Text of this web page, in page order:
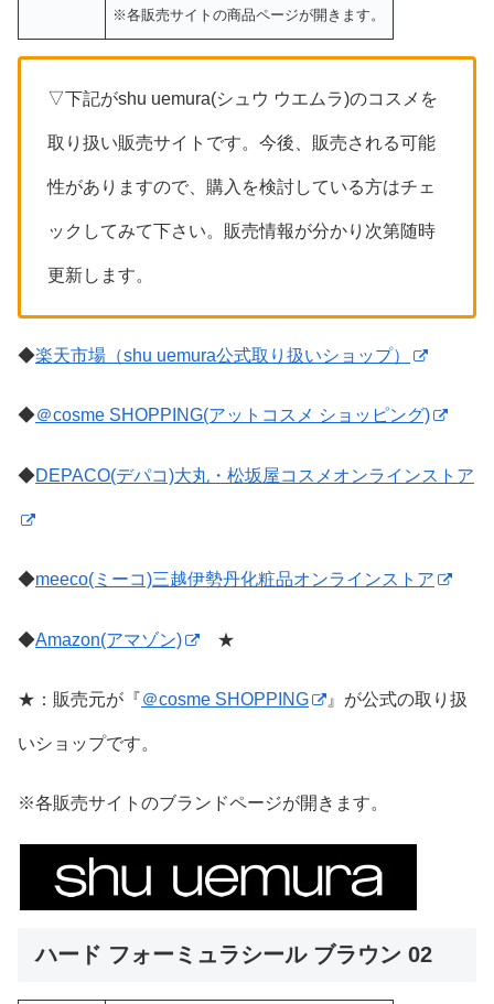
※各販売サイトの商品ページが開きます。
▽下記がshu uemura(シュウ ウエムラ)のコスメを
取り扱い販売サイトです。今後、販売される可能
性がありますので、購入を検討している方はチェ
ックしてみて下さい。販売情報が分かり次第随時
更新します。
◆楽天市場（shu uemura公式取り扱いショップ）
◆＠cosme SHOPPING(アットコスメ ショッピング)
◆DEPACO(デパコ)大丸・松坂屋コスメオンラインストア
◆meeco(ミーコ)三越伊勢丹化粧品オンラインストア
◆Amazon(アマゾン) ★
★：販売元が『＠cosme SHOPPING 』が公式の取り扱
いショップです。
※各販売サイトのブランドページが開きます。
ハード フォーミュラシール ブラウン 02